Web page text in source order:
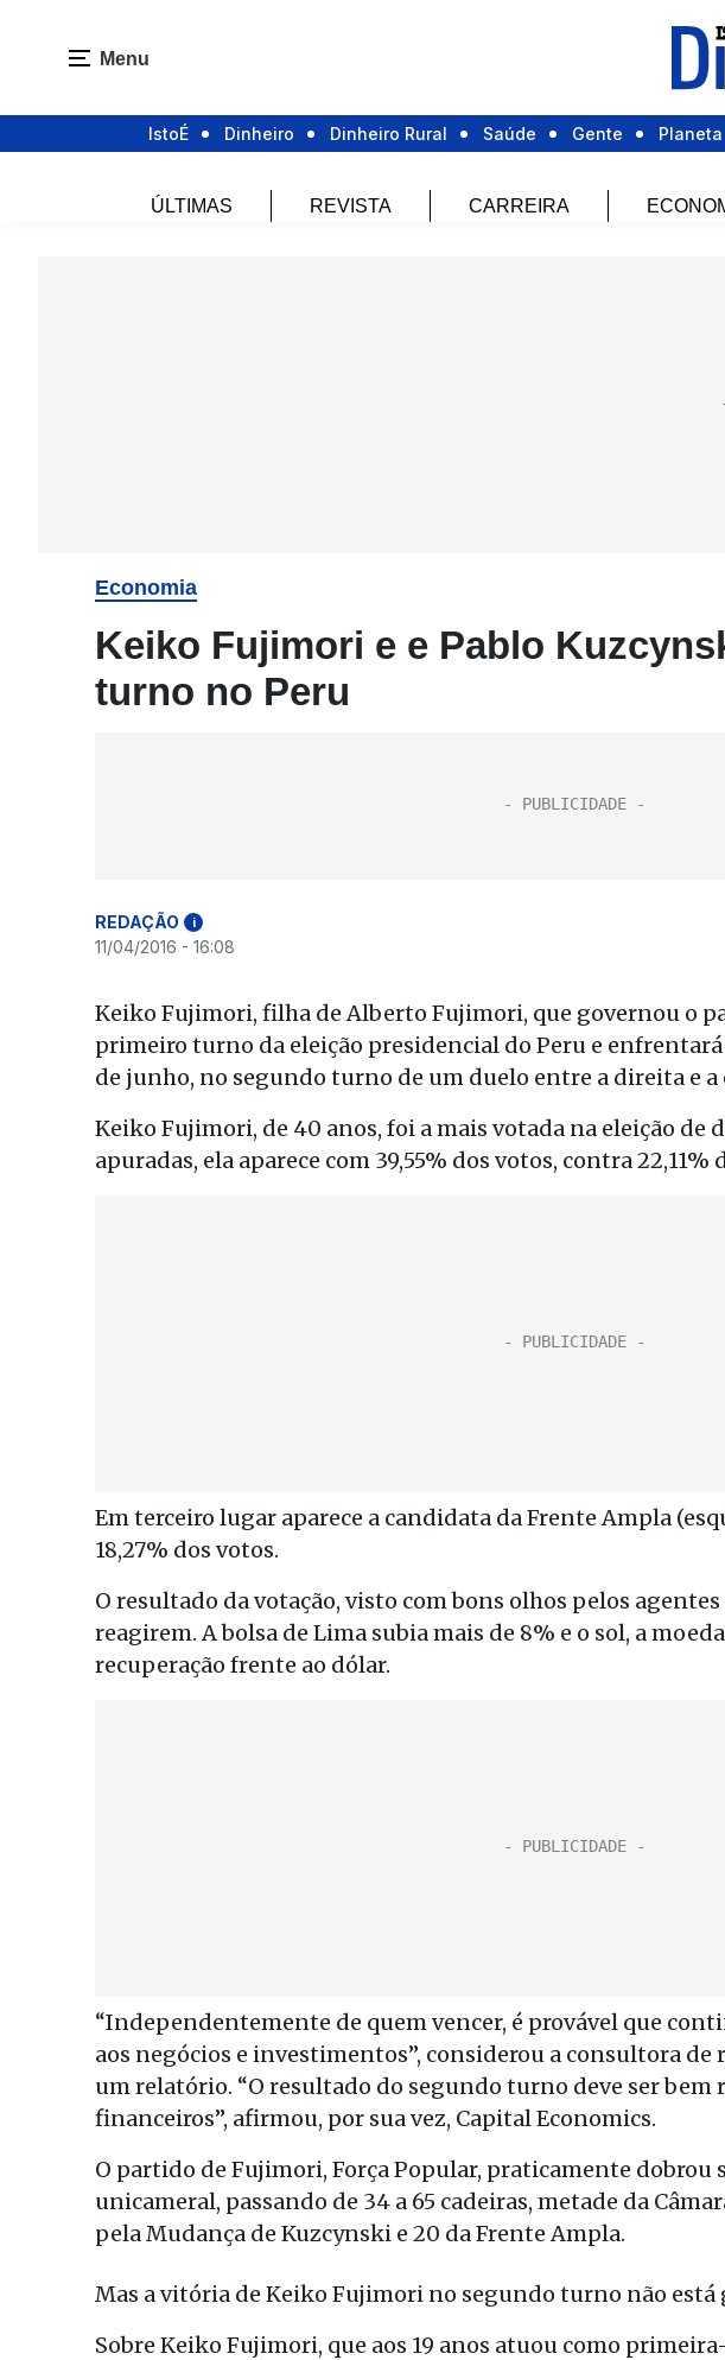
Menu
IstoÉ Dinheiro Dinheiro Rural Saúde Gente Planeta
ÚLTIMAS REVISTA CARREIRA
Economia
Keiko Fujimori e e Pablo
turno no Peru
REDAÇÃO i
11/04/2016 - 16:08
Keiko Fujimori, filha de Alberto Fujimori, que governou o
primeiro turno da eleição presidencial do Peru e
de junho, no segundo turno de um duelo entre a direita e
Keiko Fujimori, de 40 anos, foi a mais votada na eleição de
apuradas, ela aparece com 39,55% dos votos, contra 22,11%
Em terceiro lugar aparece a candidata da Frente Ampla
18,27% dos votos.
O resultado da votação, visto com bons olhos pelos
reagirem. A bolsa de Lima subia mais de 8% e o sol, a
recuperação frente ao dólar.
“Independentemente de quem vencer, é provável que
aos negócios e investimentos”, considerou a consultora
um relatório. “O resultado do segundo turno deve ser bem
financeiros”, afirmou, por sua vez, Capital Economics.
O partido de Fujimori, Força Popular, praticamente dobrou
unicameral, passando de 34 a 65 cadeiras, metade da
pela Mudança de Kuzcynski e 20 da Frente Ampla.
Mas a vitória de Keiko Fujimori no segundo turno não
Sobre Keiko Fujimori, que aos 19 anos atuou como